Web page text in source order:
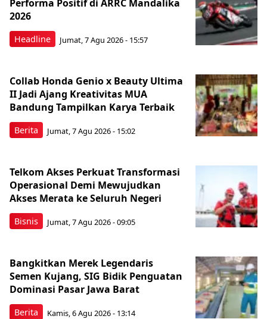
Headline
Performa Positif di ARRC Mandalika
2026
Jumat, 7 Agu 2026 - 15:57
Berita
Collab Honda Genio x Beauty Ultima
II Jadi Ajang Kreativitas MUA
Bandung Tampilkan Karya Terbaik
Jumat, 7 Agu 2026 - 15:02
Bisnis
Telkom Akses Perkuat Transformasi
Operasional Demi Mewujudkan
Akses Merata ke Seluruh Negeri
Jumat, 7 Agu 2026 - 09:05
Berita
Bangkitkan Merek Legendaris
Semen Kujang, SIG Bidik Penguatan
Dominasi Pasar Jawa Barat
Kamis, 6 Agu 2026 - 13:14